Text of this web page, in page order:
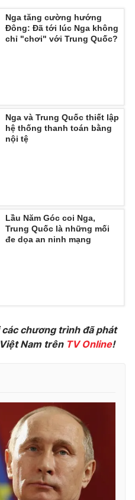
Vươn mình bằng AI
VTV8
English
Nga tăng cường hướng
Đông: Đã tới lúc Nga không
chỉ "chơi" với Trung Quốc?
Nga và Trung Quốc thiết lập
hệ thống thanh toán bằng
nội tệ
Lầu Năm Góc coi Nga,
Trung Quốc là những mối
đe dọa an ninh mạng
chương trình đã phát
Nam trên TV Online!